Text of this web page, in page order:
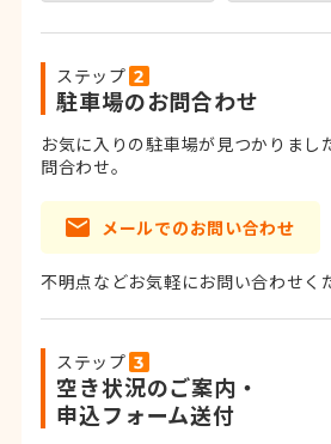
ステップ
駐車場のお問合わせ
お気に入りの駐車場が見つかりまし
問合わせ。
メールでのお問い合わせ
不明点などお気軽にお問い合わせく
ステップ
空き状況のご案内・
申込フォーム送付